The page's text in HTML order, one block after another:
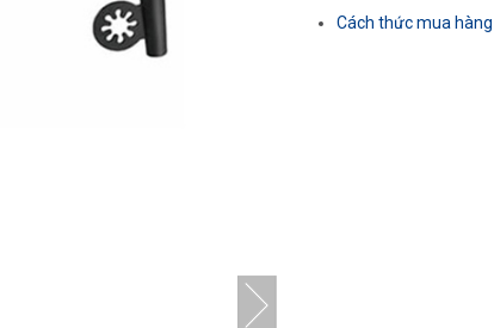
Cách thức mua hàng